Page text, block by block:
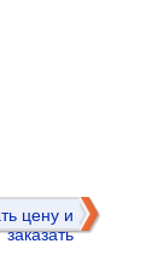
цену и
заказать